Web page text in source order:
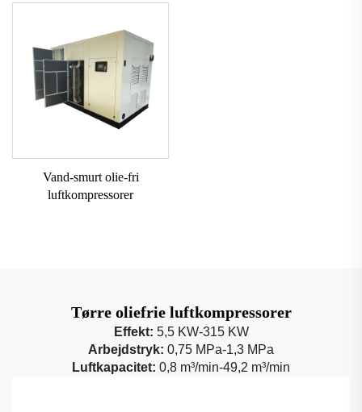
Vand-smurt olie-fri
luftkompressorer
Tørre oliefrie luftkompressorer
Effekt: 5,5 KW-315 KW
Arbejdstryk: 0,75 MPa-1,3 MPa
Luftkapacitet: 0,8 m³/min-49,2 m³/min